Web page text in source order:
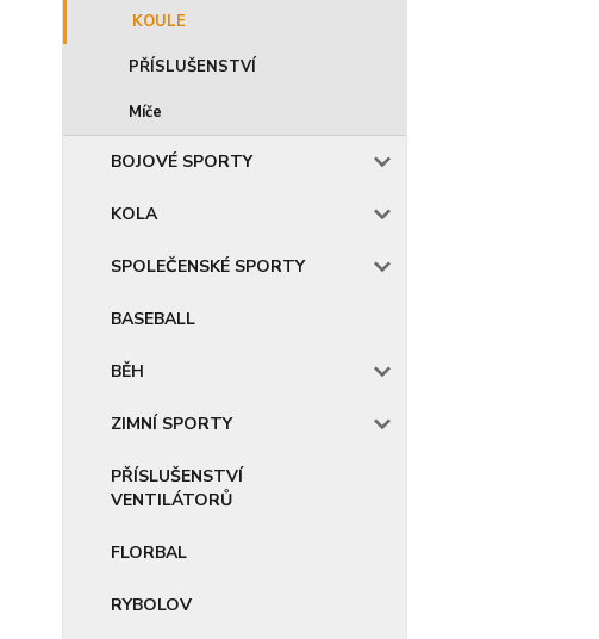
KOULE
PŘÍSLUŠENSTVÍ
Míče
BOJOVÉ SPORTY
KOLA
SPOLEČENSKÉ SPORTY
BASEBALL
BĚH
ZIMNÍ SPORTY
PŘÍSLUŠENSTVÍ
VENTILÁTORŮ
FLORBAL
RYBOLOV